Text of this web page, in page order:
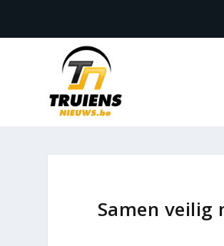
Samen veilig